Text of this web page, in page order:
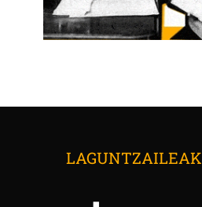
LAGUNTZAILEAK